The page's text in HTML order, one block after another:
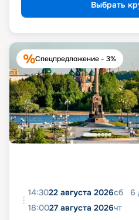
Выбрать
Спецпредложение - 3%
14:3022 августа 2026сб 6
18:0027 августа 2026чт